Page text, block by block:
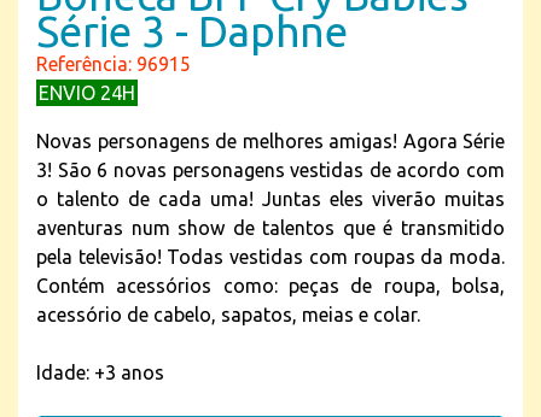
Série 3 - Daphne
Referência: 96915
ENVIO 24H
Novas personagens de melhores amigas! Agora Série
3! São 6 novas personagens vestidas de acordo com
o talento de cada uma! Juntas eles viverão muitas
aventuras num show de talentos que é transmitido
pela televisão! Todas vestidas com roupas da moda.
Contém acessórios como: peças de roupa, bolsa,
acessório de cabelo, sapatos, meias e colar.
Idade: +3 anos